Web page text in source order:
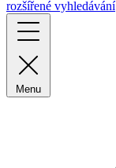
rozšířené vyhledávání
Menu